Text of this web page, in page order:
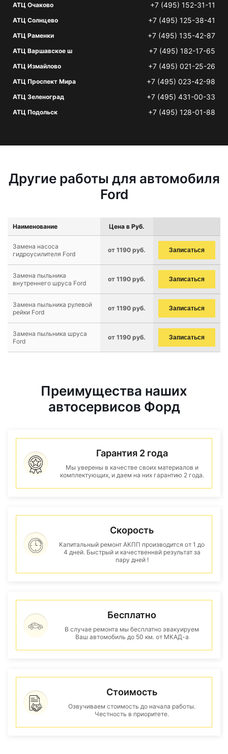
АТЦ Очаково +7 (495) 152-31-11
АТЦ Солнцево +7 (495) 125-38-41
АТЦ Раменки +7 (495) 135-42-87
АТЦ Варшавское ш +7 (495) 182-17-65
АТЦ Измайлово +7 (495) 021-25-26
АТЦ Проспект Мира +7 (495) 023-42-98
АТЦ Зеленоград +7 (495) 431-00-33
АТЦ Подольск +7 (495) 128-01-88
Другие работы для автомобиля
Ford
Наименование Цена в Руб.
Замена насоса
гидроусилителя Ford
от 1190 руб. Записаться
Замена пыльника
внутреннего шруса Ford
от 1190 руб. Записаться
Замена пыльника рулевой
рейки Ford
от 1190 руб. Записаться
Замена пыльника шруса
Ford
от 1190 руб. Записаться
Преимущества наших
автосервисов Форд
Гарантия 2 года
Мы уверены в качестве своих материалов и
комплектующих, и даем на них гарантию 2 года.
Скорость
Капитальный ремонт АКПП производится от 1 до
4 дней. Быстрый и качественнвй результат за
пару дней !
Бесплатно
В случае ремонта мы бесплатно эвакуируем
Ваш автомобиль до 50 км. от МКАД-а
Стоимость
Озвучиваем стоимость до начала работы.
Честность в приоритете.